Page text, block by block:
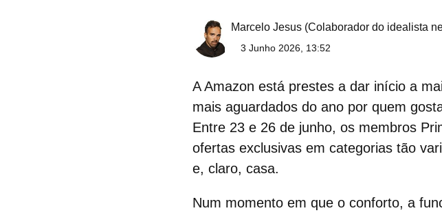
Marcelo Jesus (Colaborador do idealista
3 Junho 2026, 13:52
A Amazon está prestes a dar início a
mais aguardados do ano por quem
Entre 23 e 26 de junho, os membros
ofertas exclusivas em categorias tão
e, claro, casa.
Num momento em que o conforto, a